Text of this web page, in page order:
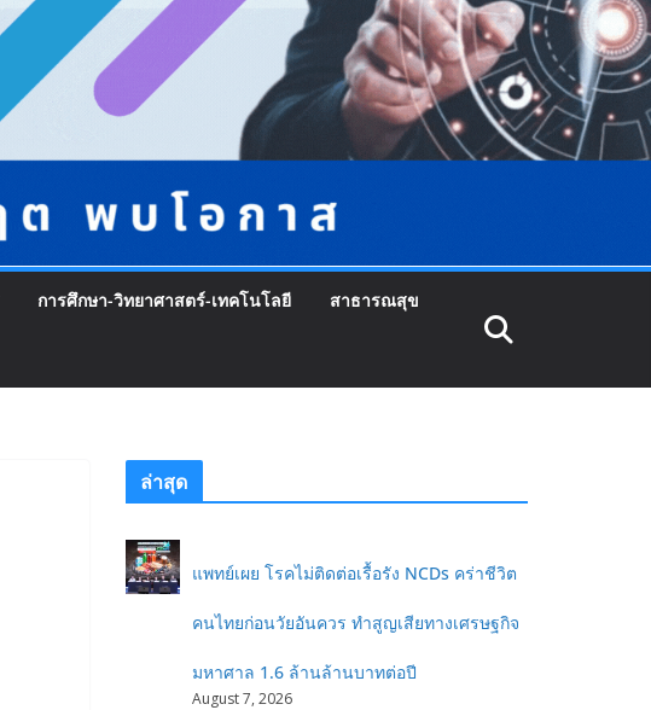
การศึกษา-วิทยาศาสตร์-เทคโนโลยี สาธารณสุข
ล่าสุด
แพทย์เผย โรคไม่ติดต่อเรื้อรัง NCDs คร่าชีวิต
คนไทยก่อนวัยอันควร ทำสูญเสียทางเศรษฐกิจ
มหาศาล 1.6 ล้านล้านบาทต่อปี
August 7, 2026